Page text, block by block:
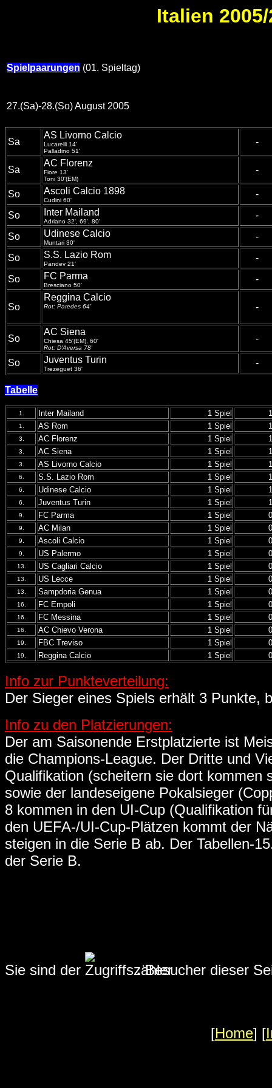
Italien
Spielpaarungen (01. Spieltag)
27.(Sa)-28.(So) August 2005
Sa
AS Livorno Calcio
Lucarelli 14'
Palladino 51'
-
Sa
AC Florenz
Fiore 13'
Toni 30'(EM)
-
So Ascoli Calcio 1898
Cudini 60'
-
So Inter Mailand
Adriano 32', 69', 80'
-
So Udinese Calcio
Muntari 30'
-
So S.S. Lazio Rom
Pandev 21'
-
So FC Parma
Bresciano 50'
-
So
Reggina Calcio
Rot: Paredes 64' -
So
AC Siena
Chiesa 45'(EM), 60'
Rot: D'Aversa 78'
-
So Juventus Turin
Trezeguet 36'
-
Tabelle
1. Inter Mailand 1 Spiel
1. AS Rom 1 Spiel
3. AC Florenz 1 Spiel
3. AC Siena 1 Spiel
3. AS Livorno Calcio 1 Spiel
6. S.S. Lazio Rom 1 Spiel
6. Udinese Calcio 1 Spiel
6. Juventus Turin 1 Spiel
9. FC Parma 1 Spiel
9. AC Milan 1 Spiel
9. Ascoli Calcio 1 Spiel
9. US Palermo 1 Spiel
13. US Cagliari Calcio 1 Spiel
13. US Lecce 1 Spiel
13. Sampdoria Genua 1 Spiel
16. FC Empoli 1 Spiel
16. FC Messina 1 Spiel
16. AC Chievo Verona 1 Spiel
19. FBC Treviso 1 Spiel
19. Reggina Calcio 1 Spiel
Info zur Punkteverteilung:
Der Sieger eines Spiels erhält 3 Punkte,
Info zu den Platzierungen:
Der am Saisonende Erstplatzierte ist
die Champions-League. Der Dritte und
Qualifikation (scheitern sie dort
sowie der landeseigene Pokalsieger
8 kommen in den UI-Cup (Qualifikation
den UEFA-/UI-Cup-Plätzen kommt der
steigen in die Serie B ab. Der Tabellen-
der Serie B.
Sie sind der .Besucher dieser
[Home] [